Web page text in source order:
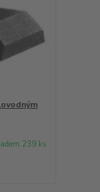
239 ks